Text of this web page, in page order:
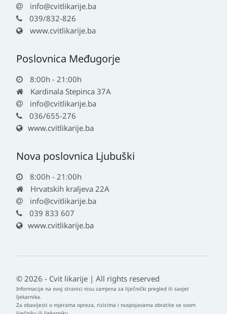
info@cvitlikarije.ba
039/832-826
www.cvitlikarije.ba
Poslovnica Međugorje
8:00h - 21:00h
Kardinala Stepinca 37A
info@cvitlikarije.ba
036/655-276
www.cvitlikarije.ba
Nova poslovnica Ljubuški
8:00h - 21:00h
Hrvatskih kraljeva 22A
info@cvitlikarije.ba
039 833 607
www.cvitlikarije.ba
© 2026 - Cvit likarije | All rights reserved
Informacije na ovoj stranici nisu zamjena za liječnički pregled ili savjet
ljekarnika.
Za obavijesti o mjerama opreza, rizicima i nuspojavama obratite se svom